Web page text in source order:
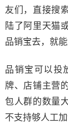
友们，直接搜
陆了阿里天猫
品销宝去，就
品销宝可以投
牌、店铺主营
包人群的数量
不支持够人工